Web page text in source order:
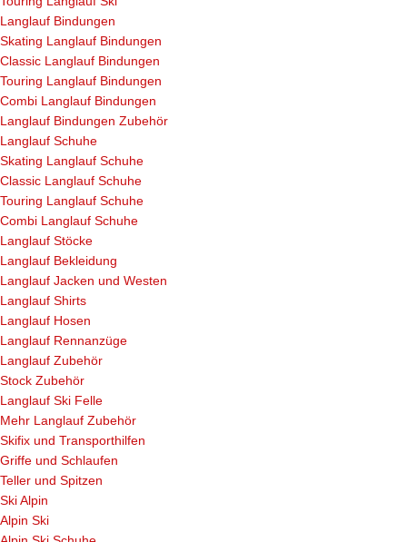
Langlauf Bindungen
Skating Langlauf Bindungen
Classic Langlauf Bindungen
Touring Langlauf Bindungen
Combi Langlauf Bindungen
Langlauf Bindungen Zubehör
Langlauf Schuhe
Skating Langlauf Schuhe
Classic Langlauf Schuhe
Touring Langlauf Schuhe
Combi Langlauf Schuhe
Langlauf Stöcke
Langlauf Bekleidung
Langlauf Jacken und Westen
Langlauf Shirts
Langlauf Hosen
Langlauf Rennanzüge
Langlauf Zubehör
Stock Zubehör
Langlauf Ski Felle
Mehr Langlauf Zubehör
Skifix und Transporthilfen
Griffe und Schlaufen
Teller und Spitzen
Ski Alpin
Alpin Ski